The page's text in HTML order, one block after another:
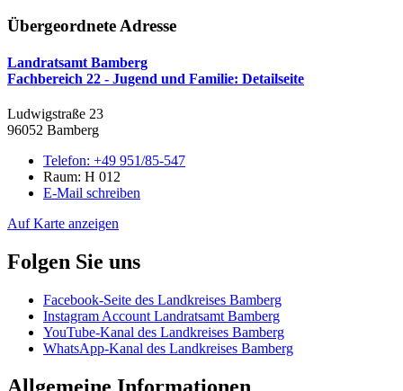
Übergeordnete Adresse
Landratsamt Bamberg
Fachbereich 22 - Jugend und Familie: Detailseite
Ludwigstraße 23
96052 Bamberg
Telefon: +49 951/85-547
Raum: H 012
E-Mail schreiben
Auf Karte anzeigen
Folgen Sie uns
Facebook-Seite des Landkreises Bamberg
Instagram Account Landratsamt Bamberg
YouTube-Kanal des Landkreises Bamberg
WhatsApp-Kanal des Landkreises Bamberg
Allgemeine Informationen